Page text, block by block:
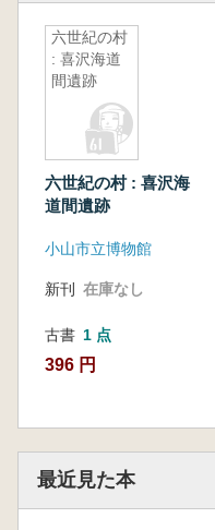
六世紀の村
: 喜沢海道
間遺跡
六世紀の村 : 喜沢海
道間遺跡
小山市立博物館
新刊 在庫なし
古書 1 点
396 円
最近見た本